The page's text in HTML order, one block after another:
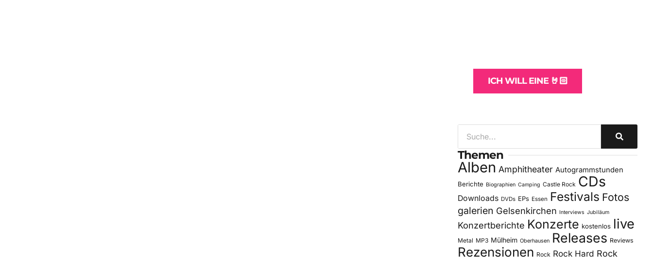
ICH WILL EINE 🤘🏻
Themen
Alben Amphitheater Autogrammstunden
Berichte Biographien Camping Castle Rock CDs
Downloads DVDs EPs Essen Festivals Fotos
galerien Gelsenkirchen Interviews Jubiläum
Konzertberichte Konzerte kostenlos live
Metal MP3 Mülheim Oberhausen Releases Reviews
Rezensionen Rock Rock Hard Rock